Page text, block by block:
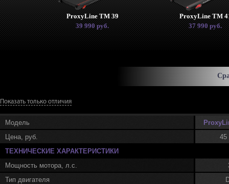
ProxyLine TM 39
39 990 руб.
ProxyLine TM
37 990 руб.
Показать только отличия
Модель
Цена, руб.
45
ТЕХНИЧЕСКИЕ ХАРАКТЕРИСТИКИ
Мощность мотора, л.с.
Тип двигателя